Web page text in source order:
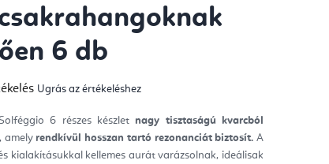
6 db
Ugrás az értékeléshez
6 részes készlet nagy tisztaságú kvarcból
, amely rendkívül hosszan tartó rezonanciát biztosít. A
kialakításukkal kellemes aurát varázsolnak, ideálisak